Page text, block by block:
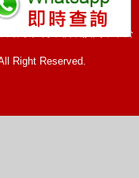
引致任何不便或損失，本公
Right Reserved.